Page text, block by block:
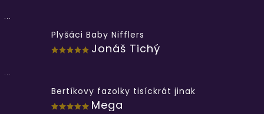
...
Plyšáci Baby Nifflers
Jonáš Tichý
...
Bertíkovy fazolky tisíckrát jinak
Mega